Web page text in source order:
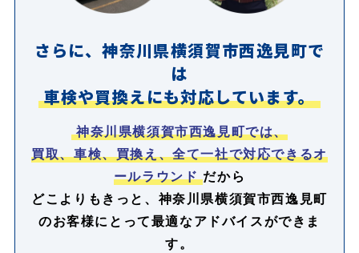
さらに、神奈川県横須賀市西逸見町で
は
車検や買換えにも対応しています。
神奈川県横須賀市西逸見町では、
買取、車検、買換え、全て一社で対応できるオ
ールラウンド だから
どこよりもきっと、神奈川県横須賀市西逸見町
のお客様にとって最適なアドバイスができま
す。